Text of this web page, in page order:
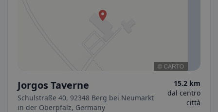
Jorgos Taverne
Schulstraße 40, 92348 Berg bei Neumarkt
in der Oberpfalz, Germany
15.2 km
dal centro
città